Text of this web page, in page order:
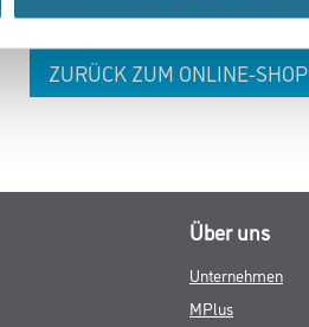
ZURÜCK ZUM ONLINE-SHOP
Über uns
Unternehmen
MPlus